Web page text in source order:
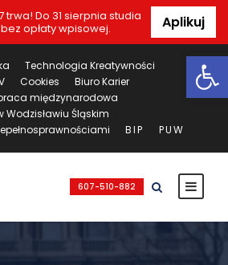
Do 31 sierpnia studia
opłaty wpisowej.
Aplikuj
Technologia Kreatywności
Cookies
Biuro Karier
międzynarodowa
Wodzisławiu Śląskim
BIP PUW
607-510-882